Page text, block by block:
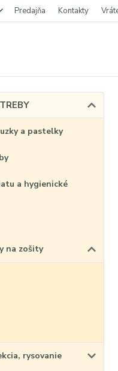
Predajňa Kontakty
a pastelky
a hygienické
na zošity
rysovanie